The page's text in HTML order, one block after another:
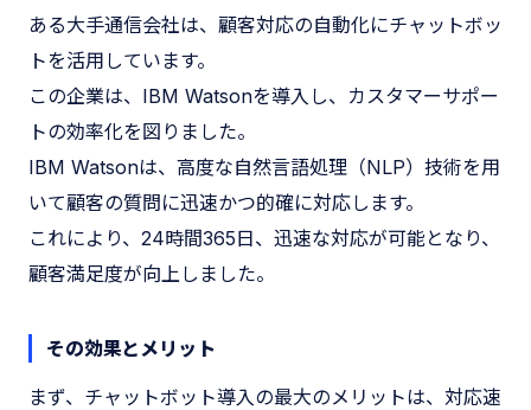
ある大手通信会社は、顧客対応の自動化にチャットボッ
トを活用しています。
この企業は、IBM Watsonを導入し、カスタマーサポー
トの効率化を図りました。
IBM Watsonは、高度な自然言語処理（NLP）技術を用
いて顧客の質問に迅速かつ的確に対応します。
これにより、24時間365日、迅速な対応が可能となり、
顧客満足度が向上しました。
その効果とメリット
まず、チャットボット導入の最大のメリットは、対応速